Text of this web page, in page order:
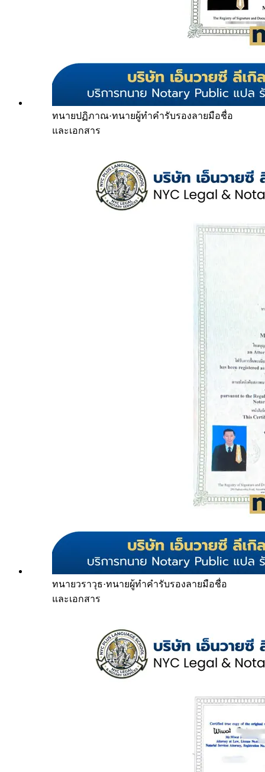
ทนายปฏิภาณ·ทนายผู้ทำคำรับรองลายมือชื่อ
และเอกสาร
ทนายวราวุธ·ทนายผู้ทำคำรับรองลายมือชื่อ
และเอกสาร